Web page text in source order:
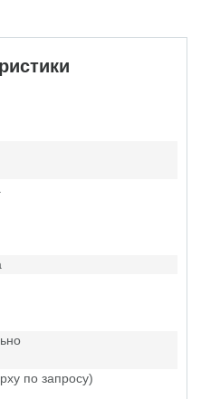
по запросу)